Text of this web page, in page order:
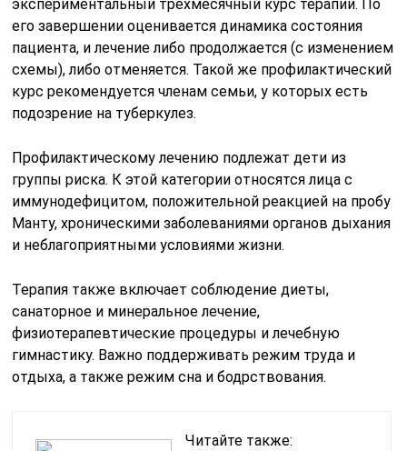
экспериментальный трехмесячный курс терапии. По
его завершении оценивается динамика состояния
пациента, и лечение либо продолжается (с изменением
схемы), либо отменяется. Такой же профилактический
курс рекомендуется членам семьи, у которых есть
подозрение на туберкулез.
Профилактическому лечению подлежат дети из
группы риска. К этой категории относятся лица с
иммунодефицитом, положительной реакцией на пробу
Манту, хроническими заболеваниями органов дыхания
и неблагоприятными условиями жизни.
Терапия также включает соблюдение диеты,
санаторное и минеральное лечение,
физиотерапевтические процедуры и лечебную
гимнастику. Важно поддерживать режим труда и
отдыха, а также режим сна и бодрствования.
Читайте также: